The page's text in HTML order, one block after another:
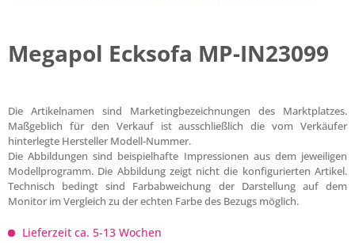
Megapol Ecksofa MP-IN23099
Die Artikelnamen sind Marketingbezeichnungen des Marktplatzes.
Maßgeblich für den Verkauf ist ausschließlich die vom Verkäufer
hinterlegte Hersteller Modell-Nummer.
Die Abbildungen sind beispielhafte Impressionen aus dem jeweiligen
Modellprogramm. Die Abbildung zeigt nicht die konfigurierten Artikel.
Technisch bedingt sind Farbabweichung der Darstellung auf dem
Monitor im Vergleich zu der echten Farbe des Bezugs möglich.
Lieferzeit ca. 5-13 Wochen